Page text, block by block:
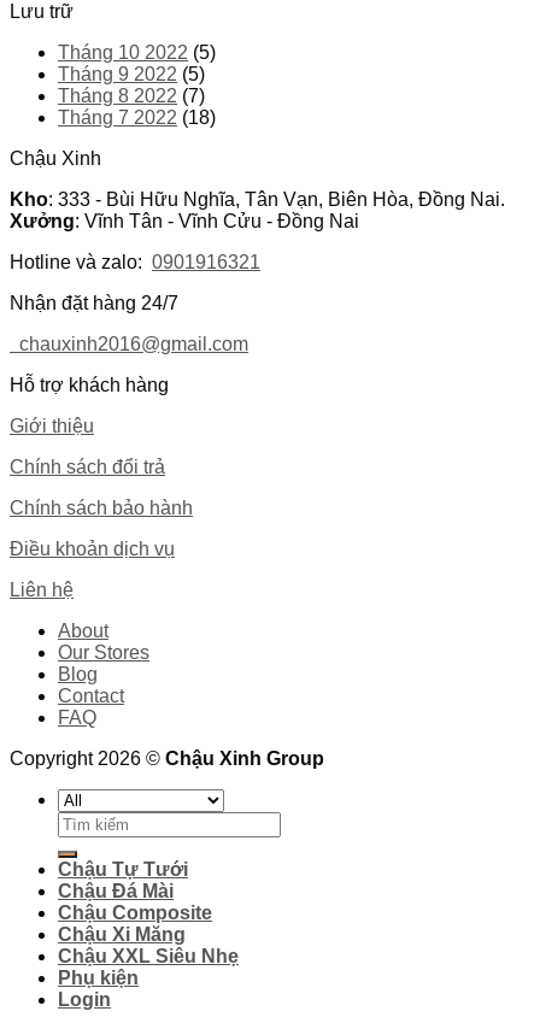
Lưu trữ
Tháng 10 2022 (5)
Tháng 9 2022 (5)
Tháng 8 2022 (7)
Tháng 7 2022 (18)
Chậu Xinh
Kho: 333 - Bùi Hữu Nghĩa, Tân Vạn, Biên Hòa, Đồng Nai.
Xưởng: Vĩnh Tân - Vĩnh Cửu - Đồng Nai
Hotline và zalo: 0901916321
Nhận đặt hàng 24/7
chauxinh2016@gmail.com
Hỗ trợ khách hàng
Giới thiệu
Chính sách đổi trả
Chính sách bảo hành
Điều khoản dịch vụ
Liên hệ
About
Our Stores
Blog
Contact
FAQ
Copyright 2026 © Chậu Xinh Group
Search
for:
Chậu Tự Tưới
Chậu Đá Mài
Chậu Composite
Chậu Xi Măng
Chậu XXL Siêu Nhẹ
Phụ kiện
Login